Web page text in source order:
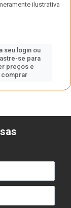
ilustrativa
seu login ou
se para
preços e
comprar